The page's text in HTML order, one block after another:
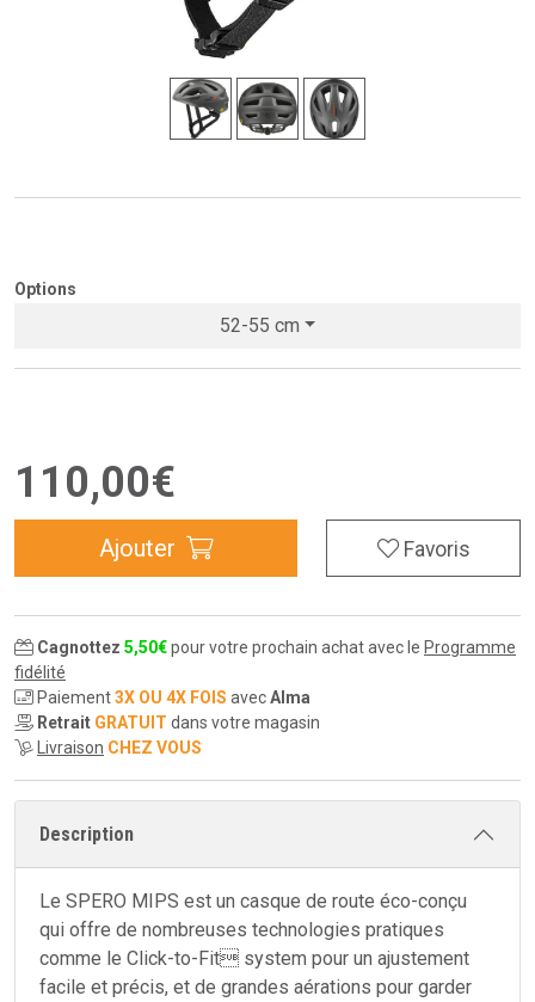
Options
52-55 cm
110,00€
Ajouter Favoris
Cagnottez 5,50€pour votre prochain achat avec le Programme
fidélité
Paiement3X OU 4X FOIS avecAlma
Retrait GRATUIT dans votre magasin
Livraison CHEZ VOUS
Description
Le SPERO MIPS est un casque de route éco-conçu
qui offre de nombreuses technologies pratiques
comme le Click-to-Fit system pour un ajustement
facile et précis, et de grandes aérations pour garder